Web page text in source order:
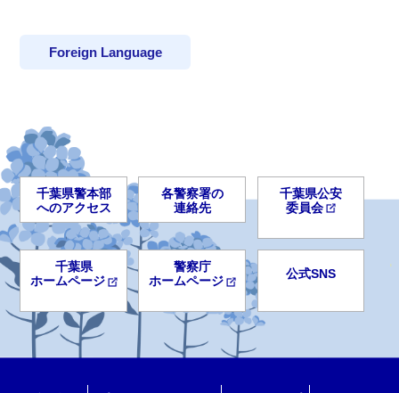
Foreign Language
千葉県警本部
へのアクセス
各警察署の
連絡先
千葉県公安
委員会
千葉県
ホームページ
警察庁
ホームページ
公式SNS